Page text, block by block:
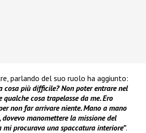
parlando del suo ruolo ha aggiunto:
cosa più difficile? Non poter entrare nel
cosa trapelasse da me. Ero
non far arrivare niente. Mano a mano
manomettere la missione del
mi procurava una spaccatura interiore”.